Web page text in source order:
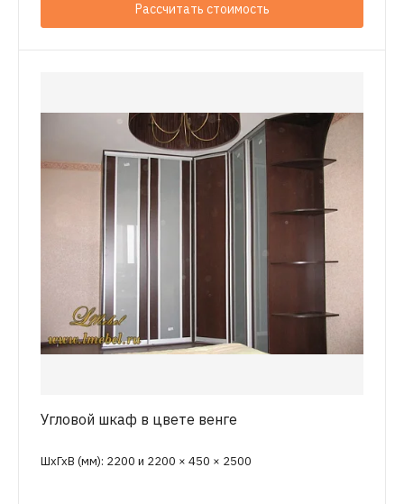
Рассчитать стоимость
Угловой шкаф в цвете венге
ШхГхВ (мм): 2200 и 2200 × 450 × 2500